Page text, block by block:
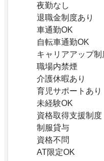
夜勤なし
退職金制度あり
車通勤OK
自転車通勤OK
キャリアアップ制
職場内禁煙
介護休暇あり
育児サポートあり
未経験OK
資格取得支援制度
制服貸与
資格不問
AT限定OK